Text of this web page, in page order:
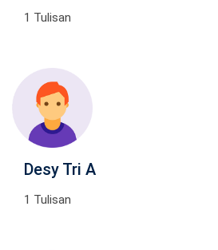
1 Tulisan
Desy Tri A
1 Tulisan